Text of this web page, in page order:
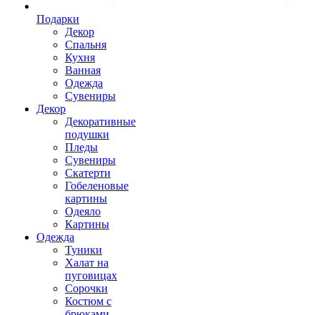
Подарки
Декор
Спальня
Кухня
Ванная
Одежда
Сувениры
Декор
Декоративные
подушки
Пледы
Сувениры
Скатерти
Гобеленовые
картины
Одеяло
Картины
Одежда
Туники
Халат на
пуговицах
Сорочки
Костюм с